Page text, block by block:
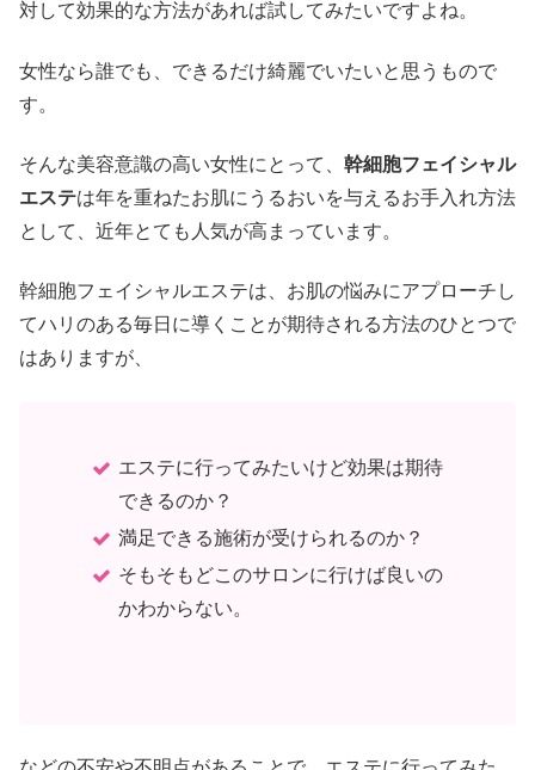
対して効果的な方法があれば試してみたいですよね。
女性なら誰でも、できるだけ綺麗でいたいと思うもので
す。
そんな美容意識の高い女性にとって、 幹細胞フェイシャル
エステは年を重ねたお肌にうるおいを与えるお手入れ方法
として、近年とても人気が高まっています。
幹細胞フェイシャルエステは、お肌の悩みにアプローチし
てハリのある毎日に導くことが期待される方法のひとつで
はありますが、
エステに行ってみたいけど効果は期待
できるのか？
満足できる施術が受けられるのか？
そもそもどこのサロンに行けば良いの
かわからない。